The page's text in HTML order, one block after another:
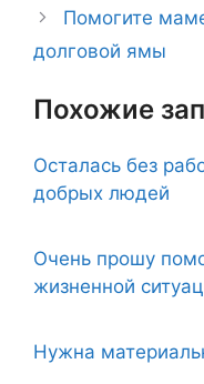
Помогите
долговой ямы
Похожие
Осталась без
добрых людей
Очень прошу
жизненной
Нужна